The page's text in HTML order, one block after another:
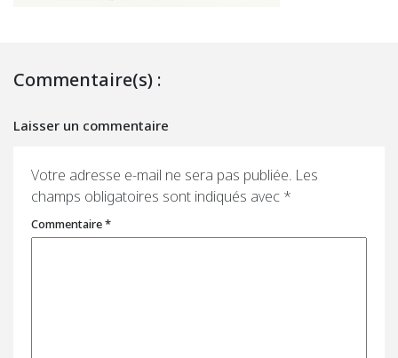
Commentaire(s) :
Laisser un commentaire
Votre adresse e-mail ne sera pas publiée. Les
champs obligatoires sont indiqués avec *
Commentaire*